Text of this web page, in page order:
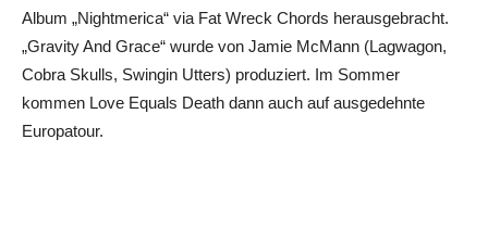
Album „Nightmerica“ via Fat Wreck Chords herausgebracht.
„Gravity And Grace“ wurde von Jamie McMann (Lagwagon,
Cobra Skulls, Swingin Utters) produziert. Im Sommer
kommen Love Equals Death dann auch auf ausgedehnte
Europatour.